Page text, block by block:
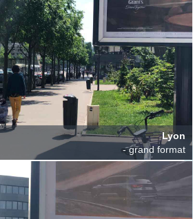
Lyon
- grand format